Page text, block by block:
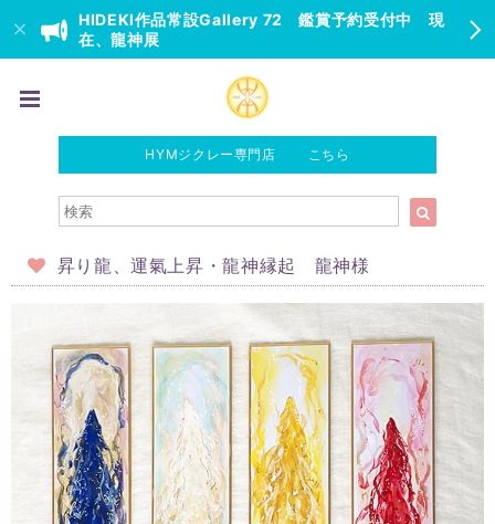
HIDEKI作品常設Gallery 72 鑑賞予約受付中 現
在、龍神展
HYMジクレー専門店 こちら
昇り龍、運氣上昇・龍神縁起 龍神様